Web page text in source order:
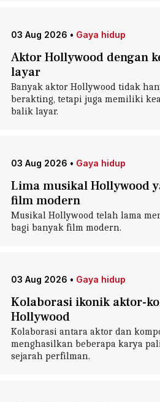
03 Aug 2026 • Gaya hidup
Aktor Hollywood dengan
layar
Banyak aktor Hollywood tidak
berakting, tetapi juga memiliki
balik layar.
03 Aug 2026 • Gaya hidup
Lima musikal Hollywood
film modern
Musikal Hollywood telah lama
bagi banyak film modern.
03 Aug 2026 • Gaya hidup
Kolaborasi ikonik aktor-
Hollywood
Kolaborasi antara aktor dan
menghasilkan beberapa karya
sejarah perfilman.